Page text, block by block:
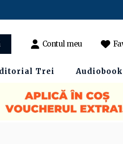
Contul meu
Trei